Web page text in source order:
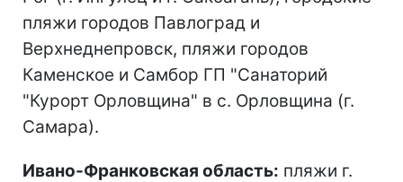
пляжи городов Павлоград и
Верхнеднепровск, пляжи городов
Каменское и Самбор ГП "Санаторий
"Курорт Орловщина" в с. Орловщина (г.
Самара).
Ивано-Франковская область: пляжи г.